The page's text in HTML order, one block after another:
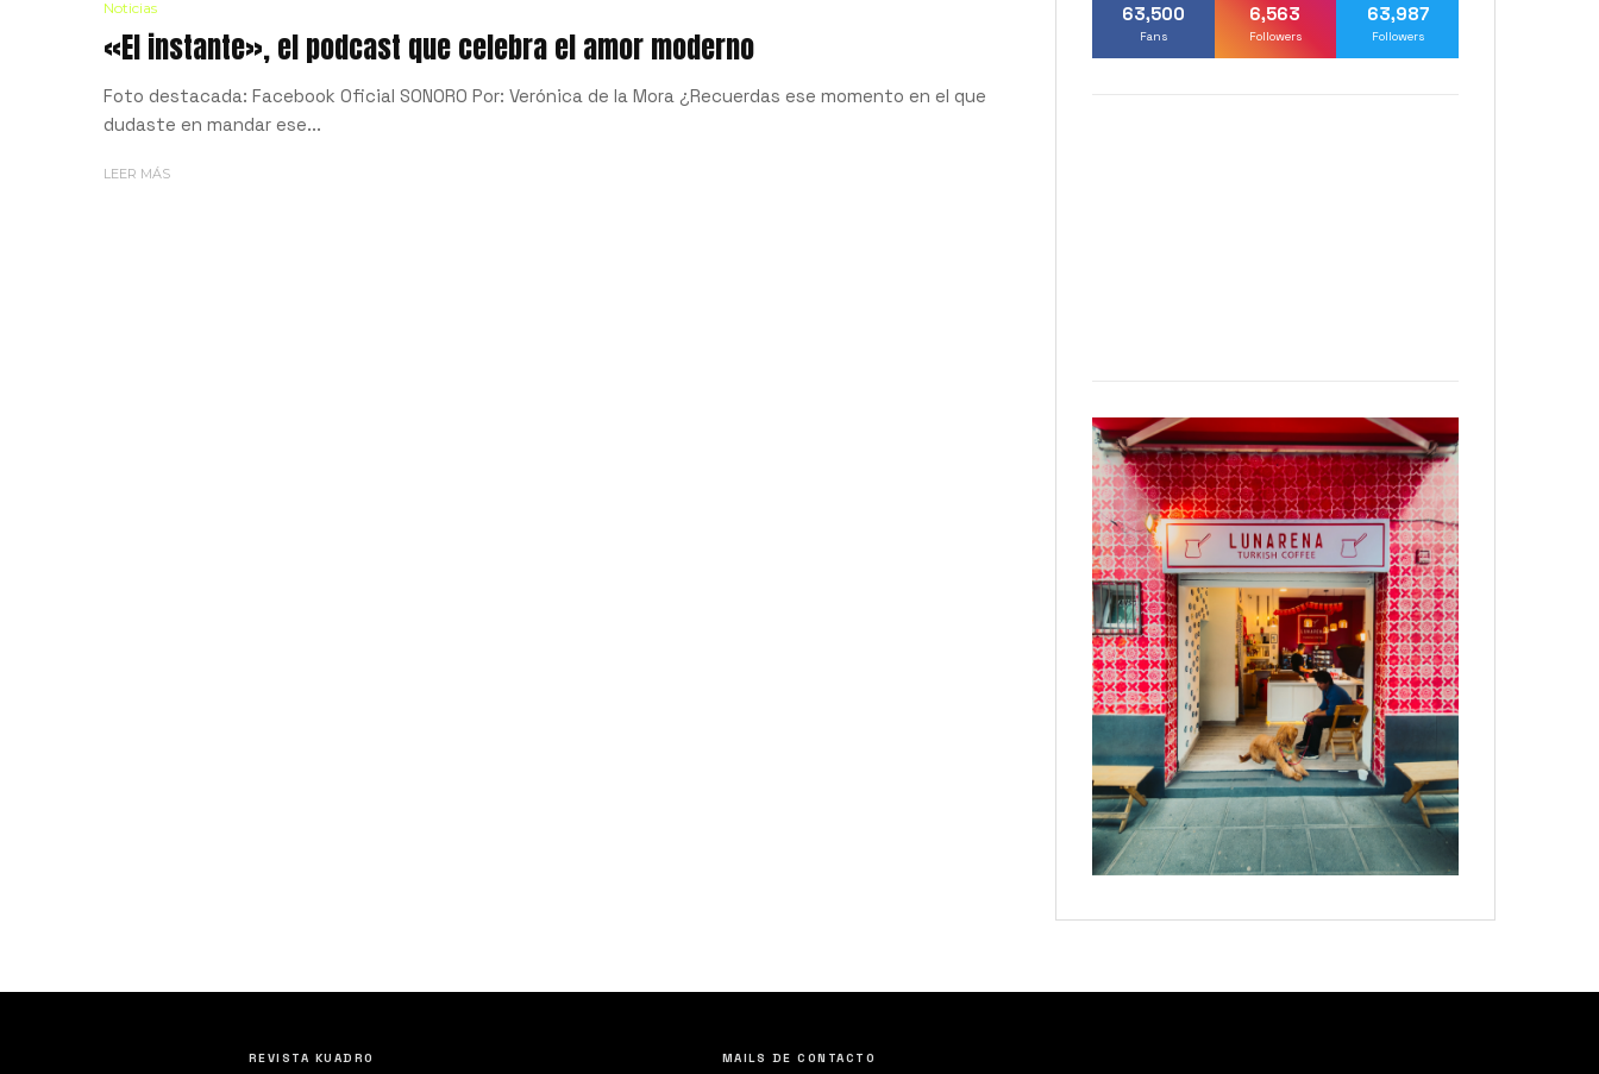
Noticias
«El instante», el podcast que celebra el amor moderno
Foto destacada: Facebook Oficial SONORO Por: Verónica de la Mora ¿Recuerdas ese momento en el que
dudaste en mandar ese...
LEER MÁS
63,500
Fans
6,563
Followers
63,987
Followers
REVISTA KUADRO MAILS DE CONTACTO